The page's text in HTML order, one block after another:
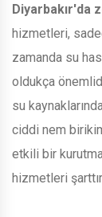
Diyarbakır'da
hizmetleri,
zamanda su
oldukça
su
ciddi nem
etkili bir
hizmetleri şarttır.